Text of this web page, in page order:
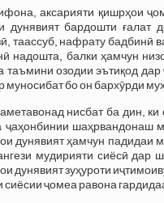
аксарияти қишрҳои
дунявият бардошти ғалат
таассуб, нафрату бадбинӣ
надошта, балки ҳамчун
таъмини озодии эътиқод
муносибат бо он бархӯрди
нисбат ба дин,
ҷаҳонбинии шаҳрвандонаш
дунявият ҳамчун падидаи
мудирияти сиёсӣ дар
дунявият зуҳуроти
сиёсии ҷомеа равона